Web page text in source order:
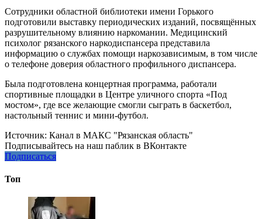
Сотрудники областной библиотеки имени Горького
подготовили выставку периодических изданий, посвящённых
разрушительному влиянию наркомании. Медицинский
психолог рязанского наркодиспансера представила
информацию о службах помощи наркозависимым, в том числе
о телефоне доверия областного профильного диспансера.
Была подготовлена концертная программа, работали
спортивные площадки в Центре уличного спорта «Под
мостом», где все желающие смогли сыграть в баскетбол,
настольный теннис и мини-футбол.
Источник: Канал в МАКС "Рязанская область"
Подписывайтесь на наш паблик в ВКонтакте
Подписаться
Топ